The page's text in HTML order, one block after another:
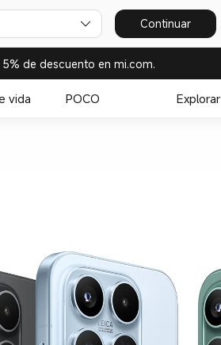
Continuar
de descuento en mi.com.
vida POCO Explorar